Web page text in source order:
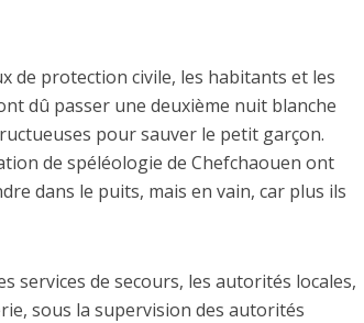
de protection civile, les habitants et les
dû passer une deuxième nuit blanche
pour sauver le petit garçon.
de spéléologie de Chefchaouen ont
dans le puits, mais en vain, car plus ils
services de secours, les autorités locales,
sous la supervision des autorités